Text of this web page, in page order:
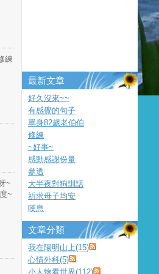
練
~
~
最新文章
好久沒來~~
有感覺的句子
單身82歲老伯伯
修練
~好事~
感動感謝份量
參透
大半夜對狗訓話
祈求母子均安
嘆息
文章分類
我在陽明山上(15)
心情外科(5)
小人物看世界(112)